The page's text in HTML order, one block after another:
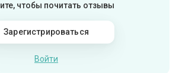
чтобы почитать отзывы
Зарегистрироваться
Войти